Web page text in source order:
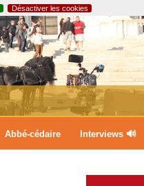
Désactiver les cookies
Abbé-cédaire Interviews 🔊